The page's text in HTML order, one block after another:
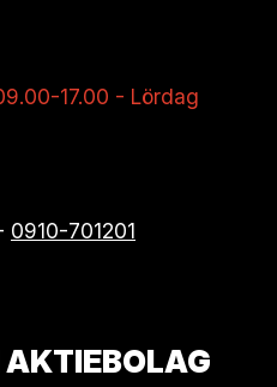
17.00 - Lördag
0910-701201